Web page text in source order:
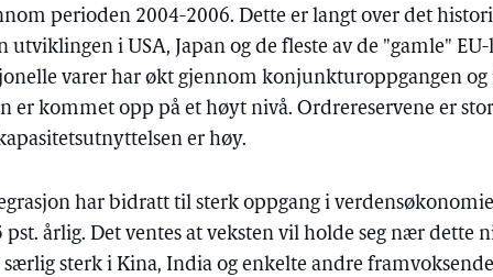
perioden 2004-2006. Dette er langt over det
utviklingen i USA, Japan og de fleste av de "gamle"
varer har økt gjennom konjunkturoppgangen og
er kommet opp på et høyt nivå. Ordrereservene er
er høy.
har bidratt til sterk oppgang i
pst. årlig. Det ventes at veksten vil holde seg nær dette
særlig sterk i Kina, India og enkelte andre